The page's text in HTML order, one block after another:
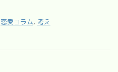
恋愛コラム, 考え